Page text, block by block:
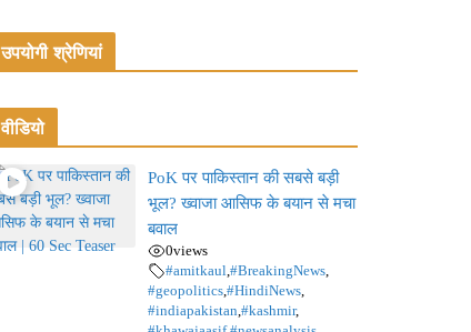
उपयोगी श्रेणियां
वीडियो
PoK पर पाकिस्तान की सबसे बड़ी
भूल? ख्वाजा आसिफ के बयान से मचा
बवाल
0views
#amitkaul,#BreakingNews,
#geopolitics,#HindiNews,
#indiapakistan,#kashmir,